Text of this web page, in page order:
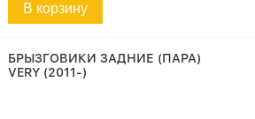
В корзину
БРЫЗГОВИКИ ЗАДНИЕ (ПАРА)
VERY (2011-)